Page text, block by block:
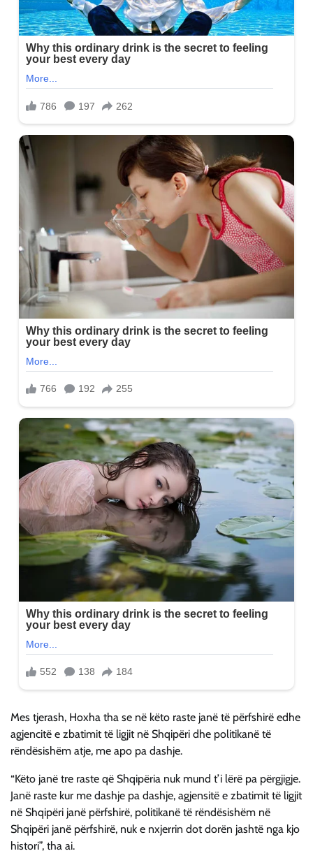
Mes tjerash, Hoxha tha se në këto raste janë të përfshirë edhe
agjencitë e zbatimit të ligjit në Shqipëri dhe politikanë të
rëndësishëm atje, me apo pa dashje.
“Këto janë tre raste që Shqipëria nuk mund t’i lërë pa përgjigje.
Janë raste kur me dashje pa dashje, agjensitë e zbatimit të ligjit
në Shqipëri janë përfshirë, politikanë të rëndësishëm në
Shqipëri janë përfshirë, nuk e nxjerrin dot dorën jashtë nga kjo
histori”, tha ai.